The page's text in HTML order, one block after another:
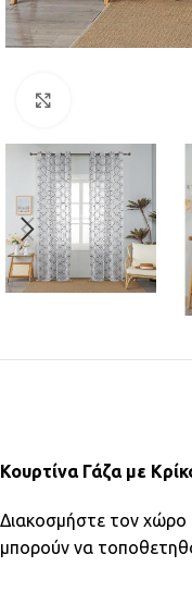
Κουρτίνα Γάζα με
Διακοσμήστε τον χώρο
μπορούν να